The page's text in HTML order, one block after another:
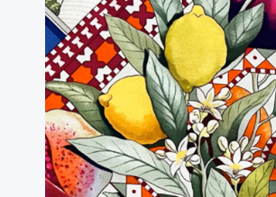
2
Famous
Icons
in
Silk
Scarves